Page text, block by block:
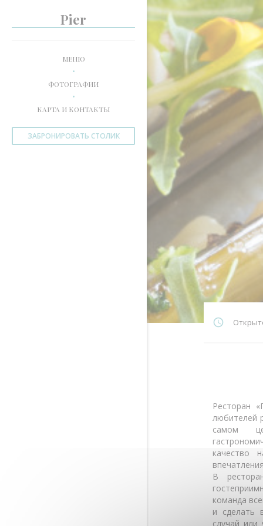
Pier
МЕНЮ
ФОТОГРАФИИ
КАРТА И КОНТАКТЫ
ЗАБРОНИРОВАТЬ СТОЛИК
Ресторан
любителей
самом
качество
В
команда
и сделать
случай